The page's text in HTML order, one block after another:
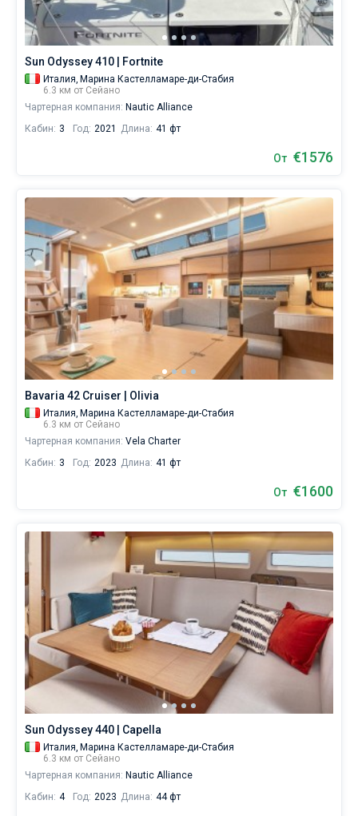
каталоге
яхт
вы
найдете
предложений
городе
для
спокойного
отдыха,
так
для
яхтсменов,
которые
не
представляют
себе
жизни
паруса.
Ближайшие
регионы
яхтинга:
Sun Odyssey 410 | Fortnite
Италия, Марина Кастелламаре-ди-Стабия
6.3 км от Сейано
Чартерная компания: Nautic Alliance
Кабин: 3 Год: 2021 Длина: 41 фт
От €1576
Bavaria 42 Cruiser | Olivia
Италия, Марина Кастелламаре-ди-Стабия
6.3 км от Сейано
Чартерная компания: Vela Charter
Кабин: 3 Год: 2023 Длина: 41 фт
От €1600
Sun Odyssey 440 | Capella
Италия, Марина Кастелламаре-ди-Стабия
6.3 км от Сейано
Чартерная компания: Nautic Alliance
Кабин: 4 Год: 2023 Длина: 44 фт
Без шкипера
Со шкипером